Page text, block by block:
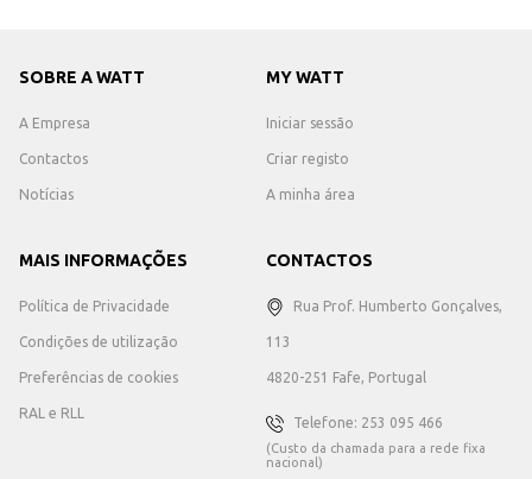
SOBRE A WATT
A Empresa
Contactos
Notícias
MY WATT
Iniciar sessão
Criar registo
A minha área
MAIS INFORMAÇÕES
Política de Privacidade
Condições de utilização
Preferências de cookies
RAL e RLL
CONTACTOS
Rua Prof. Humberto Gonçalves,
113
4820-251 Fafe, Portugal
Telefone: 253 095 466
(Custo da chamada para a rede fixa
nacional)